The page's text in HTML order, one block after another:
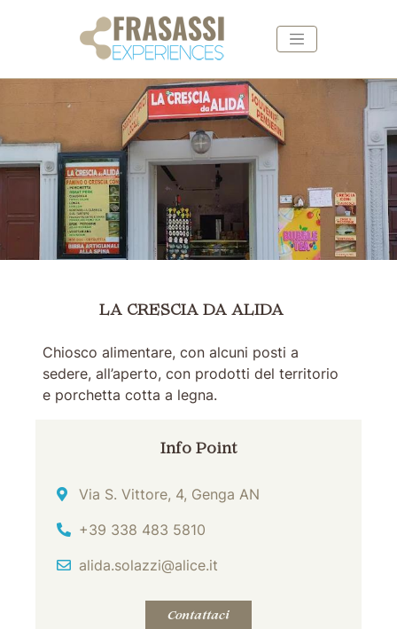
LA CRESCIA DA ALIDA
Chiosco alimentare, con alcuni posti a
sedere, all’aperto, con prodotti del territorio
e porchetta cotta a legna.
Info Point
Indirizzo
Via S. Vittore, 4, Genga AN
Tel
+39 338 483 5810
Email
alida.solazzi@alice.it
Contattaci